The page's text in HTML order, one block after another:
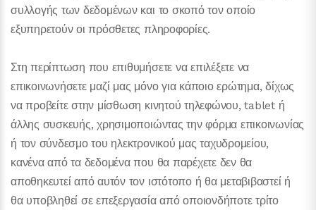
συλλογής των δεδομένων και το σκοπό τον οποίο
εξυπηρετούν οι πρόσθετες πληροφορίες.
Στη περίπτωση που επιθυμήσετε να επιλέξετε να
επικοινωνήσετε μαζί μας μόνο για κάποιο ερώτημα, δίχως
να προβείτε στην μίσθωση κινητού τηλεφώνου, tablet ή
άλλης συσκευής, χρησιμοποιώντας την φόρμα επικοινωνίας
ή τον σύνδεσμο του ηλεκτρονικού μας ταχυδρομείου,
κανένα από τα δεδομένα που θα παρέχετε δεν θα
αποθηκευτεί από αυτόν τον ιστότοπο ή θα μεταβιβαστεί ή
θα υποβληθεί σε επεξεργασία από οποιονδήποτε τρίτο